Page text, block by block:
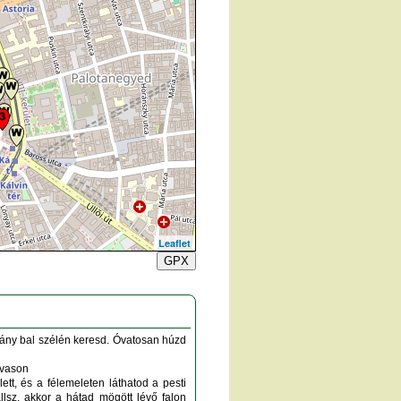
Leaflet
GPX
bal szélén keresd. Óvatosan húzd
és a félemeleten láthatod a pesti
akkor a hátad mögött lévő falon